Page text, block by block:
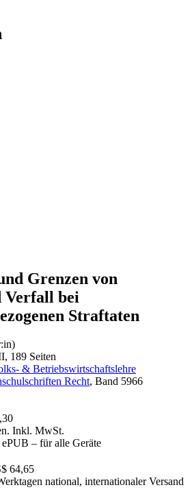
Grenzen von
Verfall bei
Straftaten
189 Seiten
& Betriebswirtschaftslehre
Inkl. MwSt.
64,65